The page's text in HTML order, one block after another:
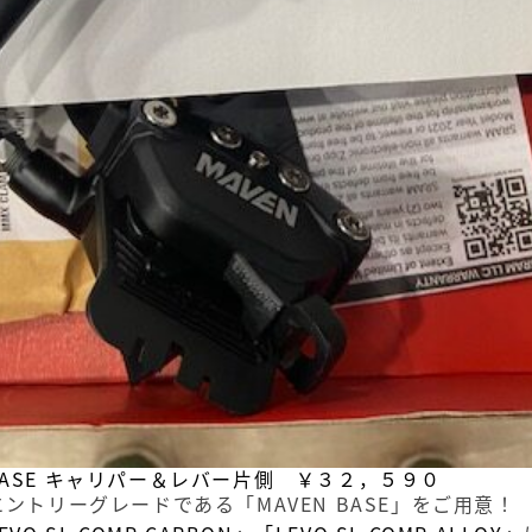
キャリパー＆レバー片側 ￥３２，５９０
トリーグレードである「MAVEN BASE」をご用意！